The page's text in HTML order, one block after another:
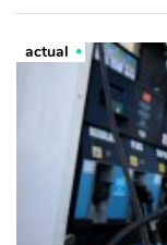
actual